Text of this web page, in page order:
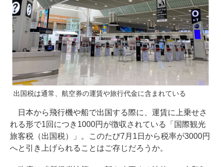
出国税は通常、航空券の運賃や旅行代金に含まれている
日本から飛行機や船で出国する際に、運賃に上乗せさ
れる形で1回につき1000円が徴収されている「国際観光
旅客税（出国税）」。このたび7月1日から税率が3000円
へと引き上げられることはご存じだろうか。